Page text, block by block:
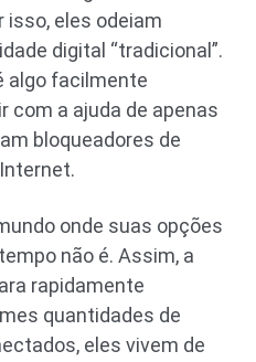
isso, eles odeiam
digital “tradicional”.
algo facilmente
com a ajuda de apenas
bloqueadores de
onde suas opções
não é. Assim, a
rapidamente
quantidades de
eles vivem de